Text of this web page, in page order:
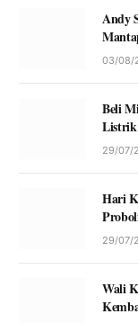
Andy
03/08/
Beli
Listrik
29/07/
Hari
29/07/
Wali